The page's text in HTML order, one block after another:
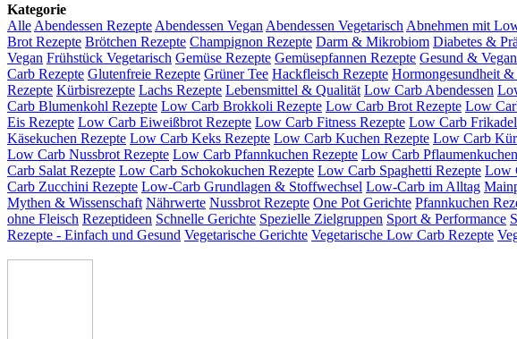
Kategorie
Alle Abendessen Rezepte Abendessen Vegan Abendessen Vegetarisch Abnehmen mit
Brot Rezepte Brötchen Rezepte Champignon Rezepte Darm & Mikrobiom Diabetes &
Vegan Frühstück Vegetarisch Gemüse Rezepte Gemüsepfannen Rezepte Gesund &
Carb Rezepte Glutenfreie Rezepte Grüner Tee Hackfleisch Rezepte Hormongesundheit &
Rezepte Kürbisrezepte Lachs Rezepte Lebensmittel & Qualität Low Carb Abendessen
Carb Blumenkohl Rezepte Low Carb Brokkoli Rezepte Low Carb Brot Rezepte Low
Eis Rezepte Low Carb Eiweißbrot Rezepte Low Carb Fitness Rezepte Low Carb
Käsekuchen Rezepte Low Carb Keks Rezepte Low Carb Kuchen Rezepte Low Carb
Low Carb Nussbrot Rezepte Low Carb Pfannkuchen Rezepte Low Carb
Carb Salat Rezepte Low Carb Schokokuchen Rezepte Low Carb Spaghetti Rezepte Low
Carb Zucchini Rezepte Low-Carb Grundlagen & Stoffwechsel Low-Carb im Alltag
Mythen & Wissenschaft Nährwerte Nussbrot Rezepte One Pot Gerichte Pfannkuchen
ohne Fleisch Rezeptideen Schnelle Gerichte Spezielle Zielgruppen Sport & Performance
Rezepte - Einfach und Gesund Vegetarische Gerichte Vegetarische Low Carb Rezepte